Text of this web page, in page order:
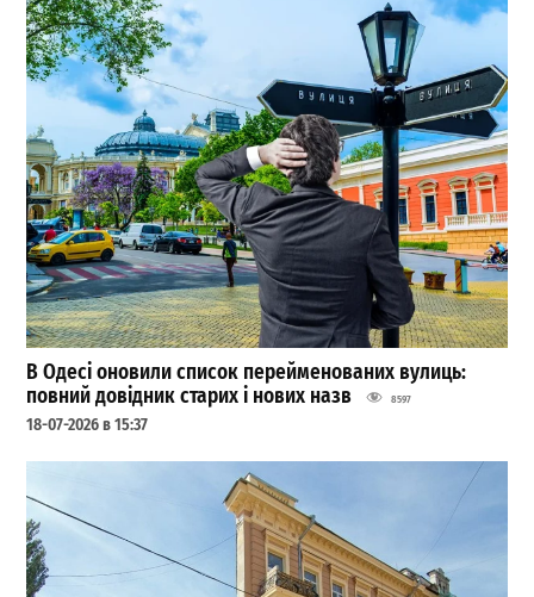
В Одесі оновили список перейменованих вулиць:
повний довідник старих і нових назв
8597
18-07-2026 в 15:37